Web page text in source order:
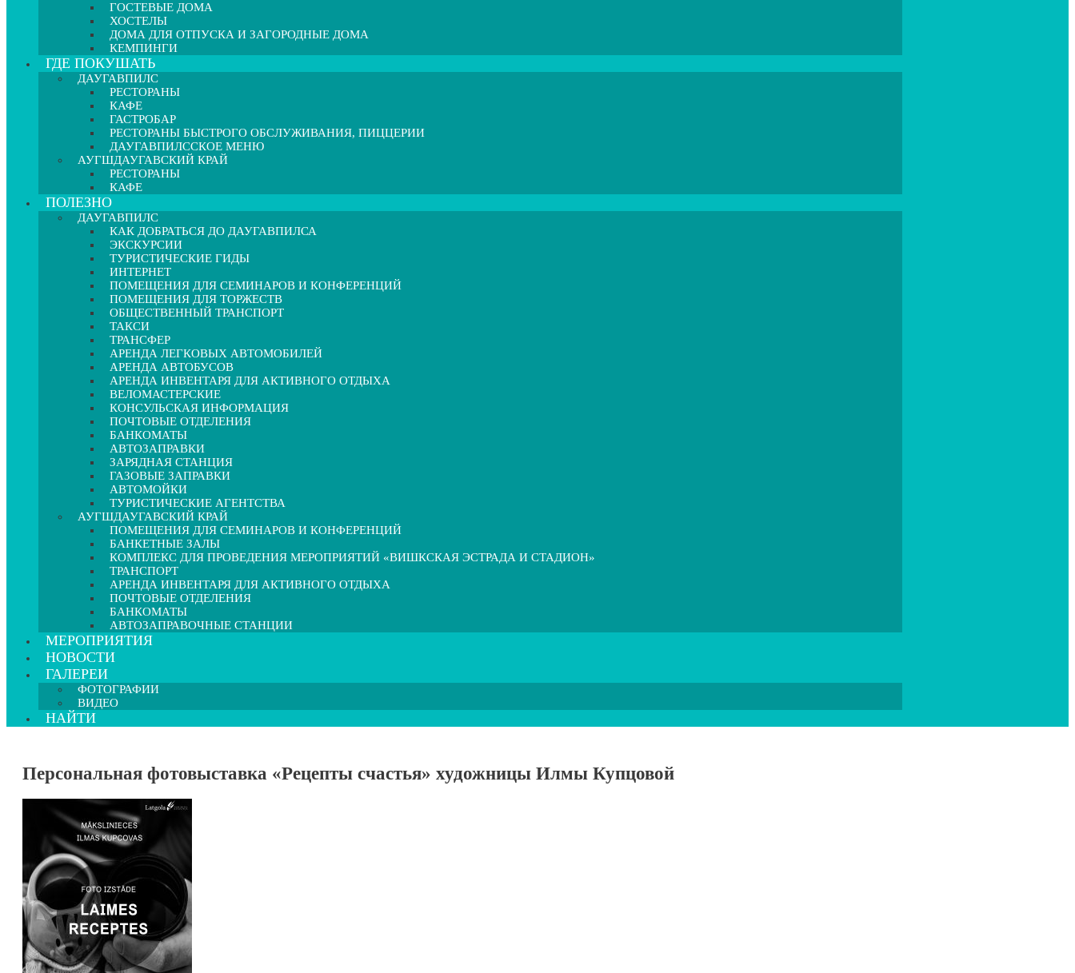
ГОСТЕВЫЕ ДОМА
ХОСТЕЛЫ
ДОМА ДЛЯ ОТПУСКА И ЗАГОРОДНЫЕ ДОМА
КЕМПИНГИ
ГДЕ ПОКУШАТЬ
ДАУГАВПИЛС
РЕСТОРАНЫ
КАФЕ
ГАСТРОБАР
РЕСТОРАНЫ БЫСТРОГО ОБСЛУЖИВАНИЯ, ПИЦЦЕРИИ
ДАУГАВПИЛССКОЕ МЕНЮ
АУГШДАУГАВСКИЙ КРАЙ
РЕСТОРАНЫ
КАФЕ
ПОЛЕЗНО
ДАУГАВПИЛС
КАК ДОБРАТЬСЯ ДО ДАУГАВПИЛСА
ЭКСКУРСИИ
ТУРИСТИЧЕСКИЕ ГИДЫ
ИНТЕРНЕТ
ПОМЕЩЕНИЯ ДЛЯ СЕМИНАРОВ И КОНФЕРЕНЦИЙ
ПОМЕЩЕНИЯ ДЛЯ ТОРЖЕСТВ
ОБЩЕСТВЕННЫЙ ТРАНСПОРТ
ТАКСИ
ТРАНСФЕР
АРЕНДА ЛЕГКОВЫХ АВТОМОБИЛЕЙ
АРЕНДА АВТОБУСОВ
АРЕНДА ИНВЕНТАРЯ ДЛЯ АКТИВНОГО ОТДЫХА
ВЕЛОМАСТЕРСКИЕ
КОНСУЛЬСКАЯ ИНФОРМАЦИЯ
ПОЧТОВЫЕ ОТДЕЛЕНИЯ
БАНКОМАТЫ
АВТОЗАПРАВКИ
ЗАРЯДНАЯ СТАНЦИЯ
ГАЗОВЫЕ ЗАПРАВКИ
АВТОМОЙКИ
ТУРИСТИЧЕСКИЕ АГЕНТСТВА
АУГШДАУГАВСКИЙ КРАЙ
ПОМЕЩЕНИЯ ДЛЯ СЕМИНАРОВ И КОНФЕРЕНЦИЙ
БАНКЕТНЫЕ ЗАЛЫ
КОМПЛЕКС ДЛЯ ПРОВЕДЕНИЯ МЕРОПРИЯТИЙ «ВИШКСКАЯ ЭСТРАДА И СТАДИОН»
ТРАНСПОРТ
АРЕНДА ИНВЕНТАРЯ ДЛЯ АКТИВНОГО ОТДЫХА
ПОЧТОВЫЕ ОТДЕЛЕНИЯ
БАНКОМАТЫ
АВТОЗАПРАВОЧНЫЕ СТАНЦИИ
МЕРОПРИЯТИЯ
НОВОСТИ
ГАЛЕРЕИ
ФОТОГРАФИИ
ВИДЕО
НАЙТИ
Персональная фотовыставка «Рецепты счастья» художницы Илмы Купцовой